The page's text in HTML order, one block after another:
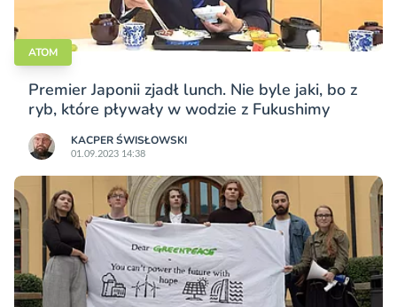
ATOM
Premier Japonii zjadł lunch. Nie byle jaki, bo z
ryb, które pływały w wodzie z Fukushimy
KACPER ŚWISŁO­WSKI
01.09.2023 14:38